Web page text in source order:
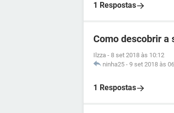
1 Respostas
Como descobrir a
Ilzza - 8 set 2018 às 10:12
ninha25 - 9 set 2018 às
1 Respostas